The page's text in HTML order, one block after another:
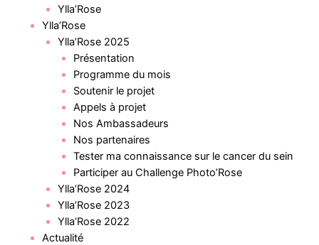
Ylla’Rose
Ylla’Rose
Ylla’Rose 2025
Présentation
Programme du mois
Soutenir le projet
Appels à projet
Nos Ambassadeurs
Nos partenaires
Tester ma connaissance sur le cancer du sein
Participer au Challenge Photo’Rose
Ylla’Rose 2024
Ylla’Rose 2023
Ylla’Rose 2022
Actualité